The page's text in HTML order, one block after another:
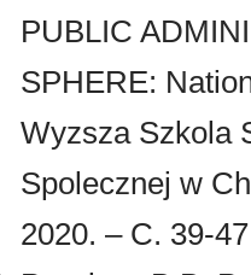
PUBLIC
SPHERE:
Wyzsza Szkola
Spolecznej w
2020. – C. 39-47